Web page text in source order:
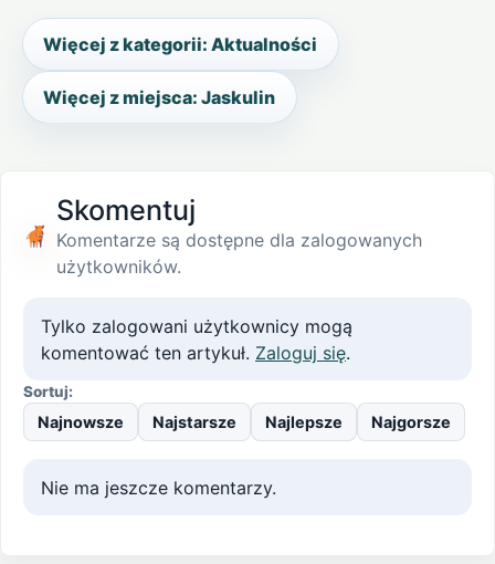
Więcej z kategorii: Aktualności
Więcej z miejsca: Jaskulin
Skomentuj
Komentarze są dostępne dla zalogowanych
użytkowników.
Tylko zalogowani użytkownicy mogą
komentować ten artykuł. Zaloguj się.
Sortuj:
Najnowsze Najstarsze Najlepsze Najgorsze
Nie ma jeszcze komentarzy.